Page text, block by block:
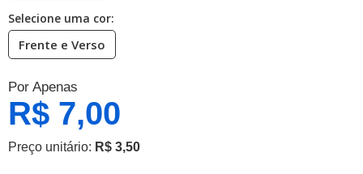
Selecione uma cor:
Frente e Verso
Por Apenas
R$ 7,00
Preço unitário: R$ 3,50